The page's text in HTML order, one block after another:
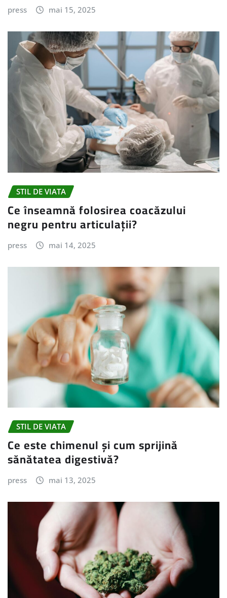
press mai 15, 2025
STIL DE VIATA
Ce înseamnă folosirea coacăzului
negru pentru articulații?
press mai 14, 2025
STIL DE VIATA
Ce este chimenul și cum sprijină
sănătatea digestivă?
press mai 13, 2025